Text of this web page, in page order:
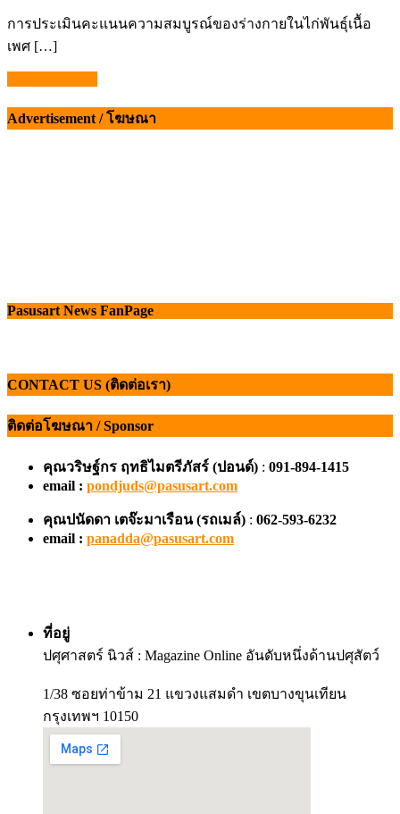
การประเมินคะแนนความสมบูรณ์ของร่างกายในไก่พันธุ์เนื้อ
เพศ […]
แนะแนว
เรื่อง
Advertisement / โฆษณา
Pasusart News FanPage
CONTACT US (ติดต่อเรา)
ติดต่อโฆษณา / Sponsor
คุณวริษฐ์กร ฤทธิไมตรีภัสร์ (ปอนด์) : 091-894-1415
email : pondjuds@pasusart.com
คุณปนัดดา เตจ๊ะมาเรือน (รถเมล์) : 062-593-6232
email : panadda@pasusart.com
ที่อยู่
ปศุศาสตร์ นิวส์ : Magazine Online อันดับหนึ่งด้านปศุสัตว์
1/38 ซอยท่าข้าม 21 แขวงแสมดำ เขตบางขุนเทียน
กรุงเทพฯ 10150